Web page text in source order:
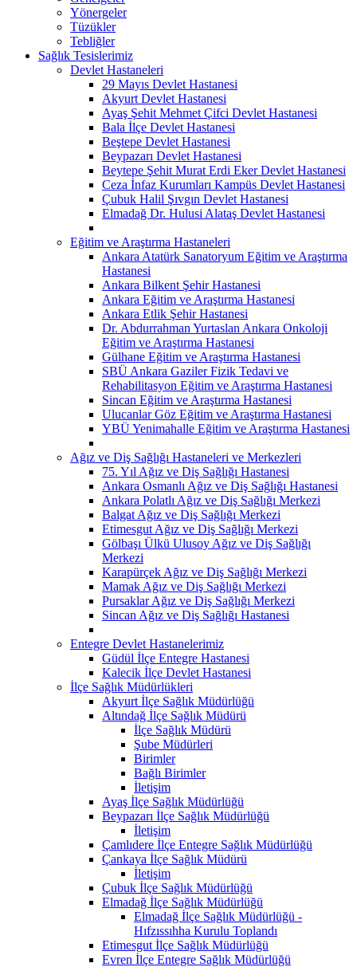
Yönergeler
Tüzükler
Tebliğler
Sağlık Tesislerimiz
Devlet Hastaneleri
29 Mayıs Devlet Hastanesi
Akyurt Devlet Hastanesi
Ayaş Şehit Mehmet Çifci Devlet Hastanesi
Bala İlçe Devlet Hastanesi
Beştepe Devlet Hastanesi
Beypazarı Devlet Hastanesi
Beytepe Şehit Murat Erdi Eker Devlet Hastanesi
Ceza İnfaz Kurumları Kampüs Devlet Hastanesi
Çubuk Halil Şıvgın Devlet Hastanesi
Elmadağ Dr. Hulusi Alataş Devlet Hastanesi
Eğitim ve Araştırma Hastaneleri
Ankara Atatürk Sanatoryum Eğitim ve Araştırma
Hastanesi
Ankara Bilkent Şehir Hastanesi
Ankara Eğitim ve Araştırma Hastanesi
Ankara Etlik Şehir Hastanesi
Dr. Abdurrahman Yurtaslan Ankara Onkoloji
Eğitim ve Araştırma Hastanesi
Gülhane Eğitim ve Araştırma Hastanesi
SBÜ Ankara Gaziler Fizik Tedavi ve
Rehabilitasyon Eğitim ve Araştırma Hastanesi
Sincan Eğitim ve Araştırma Hastanesi
Ulucanlar Göz Eğitim ve Araştırma Hastanesi
YBÜ Yenimahalle Eğitim ve Araştırma Hastanesi
Ağız ve Diş Sağlığı Hastaneleri ve Merkezleri
75. Yıl Ağız ve Diş Sağlığı Hastanesi
Ankara Osmanlı Ağız ve Diş Sağlığı Hastanesi
Ankara Polatlı Ağız ve Diş Sağlığı Merkezi
Balgat Ağız ve Diş Sağlığı Merkezi
Etimesgut Ağız ve Diş Sağlığı Merkezi
Gölbaşı Ülkü Ulusoy Ağız ve Diş Sağlığı
Merkezi
Karapürçek Ağız ve Diş Sağlığı Merkezi
Mamak Ağız ve Diş Sağlığı Merkezi
Pursaklar Ağız ve Diş Sağlığı Merkezi
Sincan Ağız ve Diş Sağlığı Hastanesi
Entegre Devlet Hastanelerimiz
Güdül İlçe Entegre Hastanesi
Kalecik İlçe Devlet Hastanesi
İlçe Sağlık Müdürlükleri
Akyurt İlçe Sağlık Müdürlüğü
Altındağ İlçe Sağlık Müdürü
İlçe Sağlık Müdürü
Şube Müdürleri
Birimler
Bağlı Birimler
İletişim
Ayaş İlçe Sağlık Müdürlüğü
Beypazarı İlçe Sağlık Müdürlüğü
İletişim
Çamlıdere İlçe Entegre Sağlık Müdürlüğü
Çankaya İlçe Sağlık Müdürü
İletişim
Çubuk İlçe Sağlık Müdürlüğü
Elmadağ İlçe Sağlık Müdürlüğü
Elmadağ İlçe Sağlık Müdürlüğü -
Hıfzıssıhha Kurulu Toplandı
Etimesgut İlçe Sağlık Müdürlüğü
Evren İlçe Entegre Sağlık Müdürlüğü